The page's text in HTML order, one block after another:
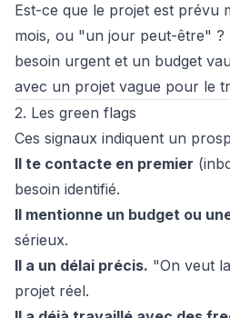
Est-ce que le projet est prévu
mois, ou "un jour peut-être"
besoin urgent et un budget
avec un projet vague pour le
2. Les green flags
Ces signaux indiquent un
Il te contacte en premier
besoin identifié.
Il mentionne un budget ou
sérieux.
Il a un délai précis. "On veut
projet réel.